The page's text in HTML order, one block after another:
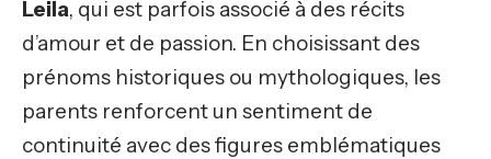
Leila, qui est parfois associé à des récits
d’amour et de passion. En choisissant des
prénoms historiques ou mythologiques, les
parents renforcent un sentiment de
continuité avec des figures emblématiques